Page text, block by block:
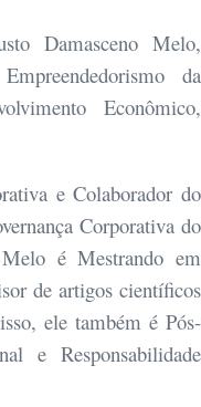
Damasceno Melo,
da
Econômico,
e Colaborador do
Corporativa do
é Mestrando em
de artigos científicos
ele também é Pós-
e Responsabilidade